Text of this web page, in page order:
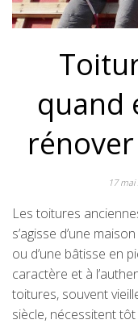
quand
17
Les toitures
s’agisse d’une
ou d’une bâtisse en
caractère et à
toitures, souvent
siècle, nécessitent